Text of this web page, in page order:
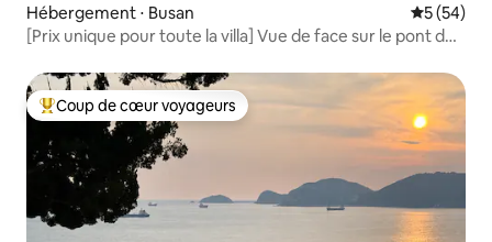
Hébergement ⋅ Busan
5 (54)
[Prix unique pour toute la villa] Vue de face sur le pont de
élégant avec jacuzzi privé et vue nocturne fantastique
Coups de cœur voyageurs les plus appréciés
Coup de cœur voyageurs